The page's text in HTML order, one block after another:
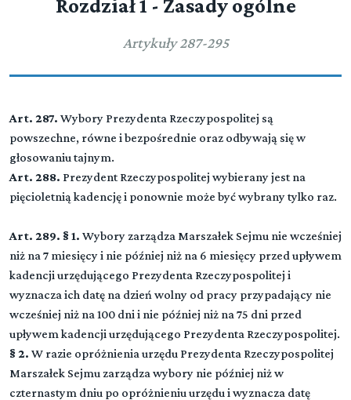
Rozdział 1 - Zasady ogólne
Artykuły 287-295
Art. 287. Wybory Prezydenta Rzeczypospolitej są
powszechne, równe i bezpośrednie oraz odbywają się w
głosowaniu tajnym.
Art. 288. Prezydent Rzeczypospolitej wybierany jest na
pięcioletnią kadencję i ponownie może być wybrany tylko raz.
Art. 289. § 1. Wybory zarządza Marszałek Sejmu nie wcześniej
niż na 7 miesięcy i nie później niż na 6 miesięcy przed upływem
kadencji urzędującego Prezydenta Rzeczypospolitej i
wyznacza ich datę na dzień wolny od pracy przypadający nie
wcześniej niż na 100 dni i nie później niż na 75 dni przed
upływem kadencji urzędującego Prezydenta Rzeczypospolitej.
§ 2. W razie opróżnienia urzędu Prezydenta Rzeczypospolitej
Marszałek Sejmu zarządza wybory nie później niż w
czternastym dniu po opróżnieniu urzędu i wyznacza datę